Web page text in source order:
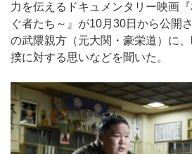
力を伝えるドキュメンタリー映画
ぐ者たち～』が10月30日から公開
の武隈親方（元大関・豪栄道）に
撲に対する思いなどを聞いた。